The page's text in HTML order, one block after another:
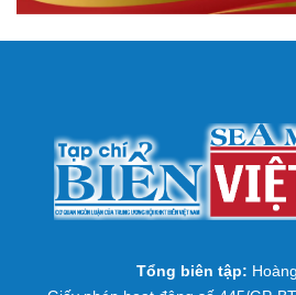
Tổng biên tập: